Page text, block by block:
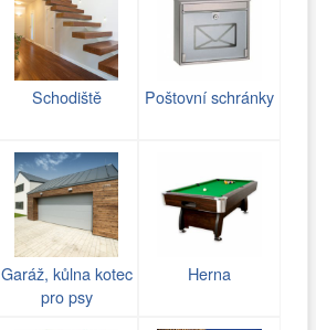
Schodiště Poštovní schránky
Garáž, kůlna kotec
pro psy
Herna